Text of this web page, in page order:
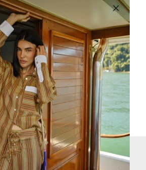
quadril.